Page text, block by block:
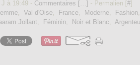
J à 19:49 - Commentaires [ …] - Permalien [#]
, Val d'Oise, France, Moderne, Fashion,
Jollant, Féminin, Noir et Blanc,